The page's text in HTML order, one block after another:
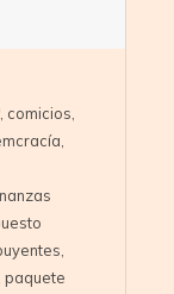
comicios
paquete